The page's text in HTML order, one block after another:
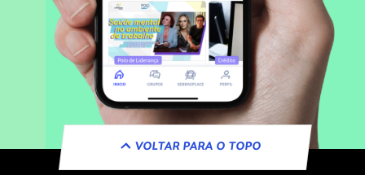
VOLTAR PARA O TOPO